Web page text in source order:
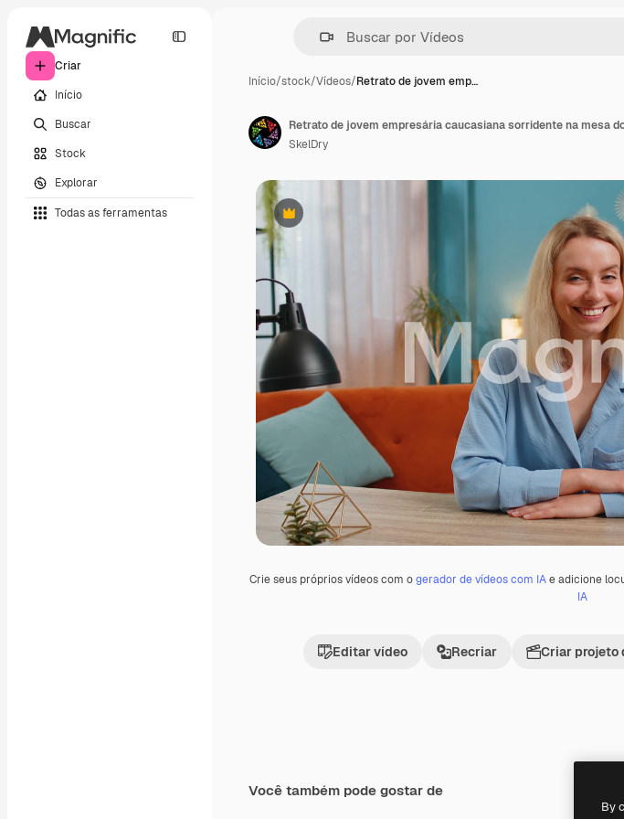
Criar
Início
Buscar
Stock
Explorar
Todas as ferramentas
Início/stock/Vídeos/Retrato de jovem emp…
Premium
Crie seus próprios vídeos com ogerador de vídeos com IAe adicione
IA
Editar vídeo Recriar Criar projeto
SkelDry
Você também pode gostar de
By